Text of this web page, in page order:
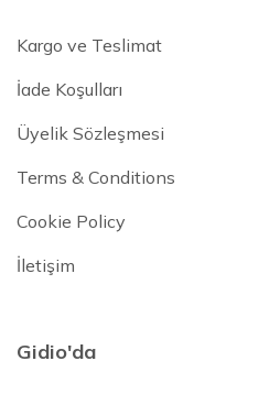
Kargo ve Teslimat
İade Koşulları
Üyelik Sözleşmesi
Terms & Conditions
Cookie Policy
İletişim
Gidio'da